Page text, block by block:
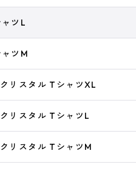
ツL
ツM
リスタル TシャツXL
リスタル TシャツL
リスタル TシャツM